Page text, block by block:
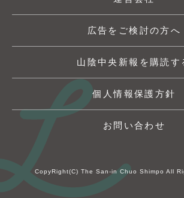
広告をご検討の方へ
山陰中央新報を購読す
個人情報保護方針
お問い合わせ
CopyRight(C) The San-in Chuo Shimpo All